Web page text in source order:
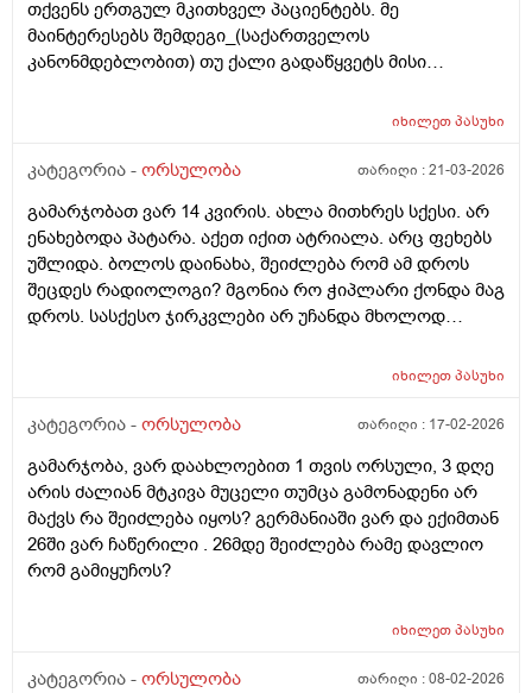
თქვენს ერთგულ მკითხველ პაციენტებს. მე
მაინტერესებს შემდეგი_(საქართველოს
კანონმდებლობით) თუ ქალი გადაწყვეტს მისი
(კვერცხუჯრედის კრიოპრეზერვაცია) შესაძლებელი?
მნიშვნელოვანი შეკითხვა_თუ, დავუშვათ, საკუთარ
გამოიყენებს, გაყინული კიდევ ისევ მორჩება
კლინიკაში, ამ დროს შემდგომ როგორ განვითარდება
სცენარი? რა ბედი ეწევა დარჩენილ გაყინულ
კვერცხუჯრედებს?_თუ მათ ვადა გასდით,
გამოიყენებენ მანამ სხვა ქალის
მიუხედავად? თუ არ შეწუხდებით, დეტალურად რომ
მადლობა!
იხილეთპასუხი
კატეგორია - ორსულობა თარიღი :21-03-2026
გამარჯობათ ვარ 14 კვირის. ახლა მითხრეს სქესი. არ
ენახებოდა პატარა. აქეთ იქით ატრიალა. არც ფეხებს
უშლიდა. ბოლოს დაინახა, შეიძლება რომ ამ დროს
შეცდეს რადიოლოგი? მგონია რო ჭიპლარი ქონდა მაგ
დროს. სასქესო ჯირკვლები არ უჩანდა მხოლოდ
იხილეთპასუხი
კატეგორია - ორსულობა თარიღი : 17-02-2026
გამარჯობა, ვარ დაახლოებით 1 თვის ორსული, 3 დღე
არის ძალიან მტკივა მუცელი თუმცა გამონადენი არ
მაქვს რა შეიძლება იყოს? გერმანიაში ვარ და ექიმთან
26ში ვარ ჩაწერილი . 26მდე შეიძლება რამე დავლიო
რომ გამიყუჩოს?
იხილეთპასუხი
კატეგორია - ორსულობა თარიღი :08-02-2026